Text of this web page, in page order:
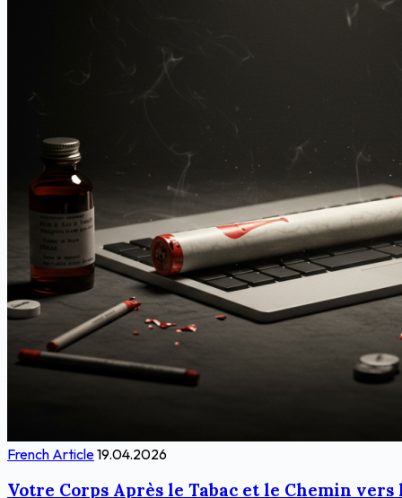
French Article19.04.2026
Votre Corps Après le Tabac et le Chemin vers